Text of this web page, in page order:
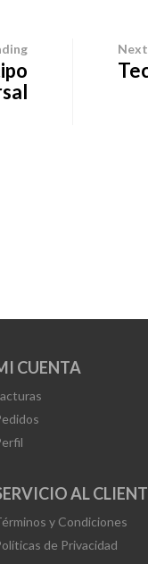
CUENTA
AL
y Condiciones
de Privacidad